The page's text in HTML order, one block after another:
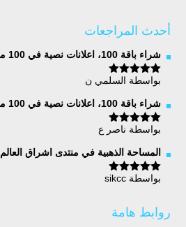
أحدث المراجعات
شراء باقة 100، اعلانات نصية في 100 موقع إلكتروني
تم التقييم5
بواسطة السلمي ن
شراء باقة 100، اعلانات نصية في 100 موقع إلكتروني
تم التقييم5
بواسطة ناصر ع
المساحة الذهبية في منتدى اشراق العالم
تم التقييم5
بواسطة sikcc
روابط هامة